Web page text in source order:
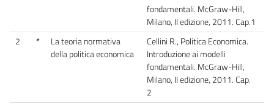
fondamentali. McGraw-Hill,
Milano, II edizione, 2011. Cap.1
2
*
La teoria normativa
della politica economica
Cellini R., Politica Economica.
Introduzione ai modelli
fondamentali. McGraw-Hill,
Milano, II edizione, 2011. Cap.
2